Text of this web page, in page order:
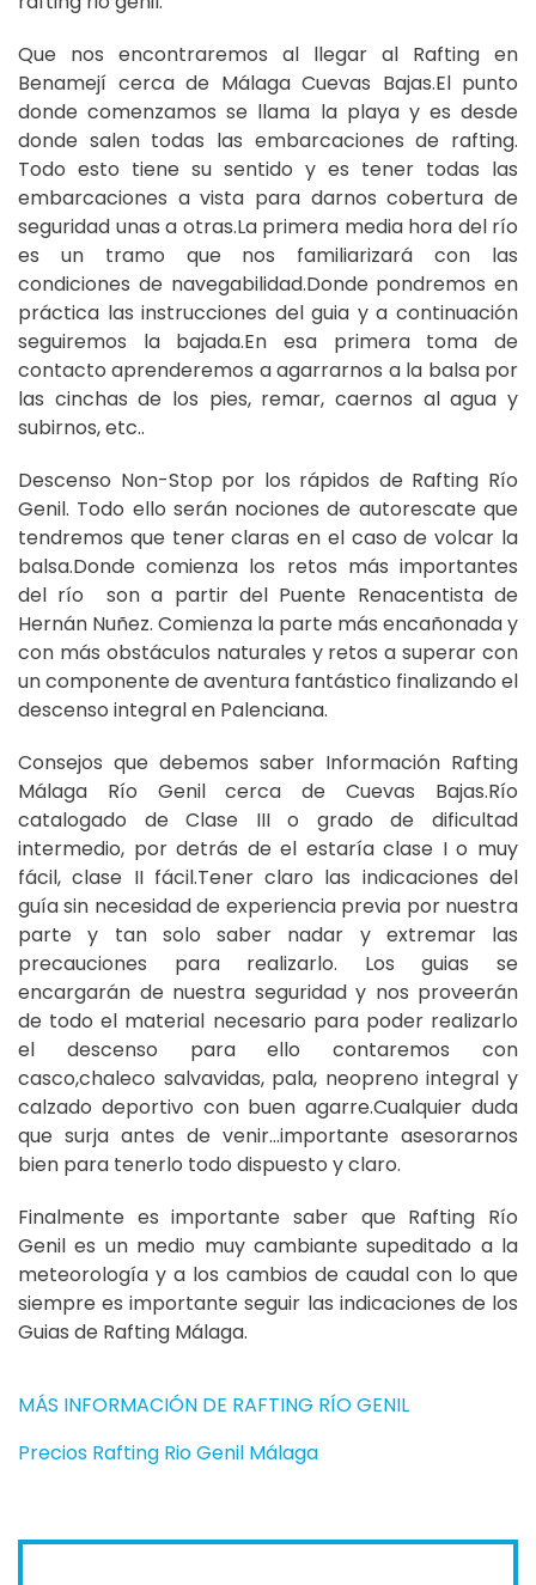
Que nos encontraremos al llegar al Rafting en
Benamejí cerca de Málaga Cuevas Bajas.El punto
donde comenzamos se llama la playa y es desde
donde salen todas las embarcaciones de rafting.
Todo esto tiene su sentido y es tener todas las
embarcaciones a vista para darnos cobertura de
seguridad unas a otras.La primera media hora del río
es un tramo que nos familiarizará con las
condiciones de navegabilidad.Donde pondremos en
práctica las instrucciones del guia y a continuación
seguiremos la bajada.En esa primera toma de
contacto aprenderemos a agarrarnos a la balsa por
las cinchas de los pies, remar, caernos al agua y
subirnos, etc..
Descenso Non-Stop por los rápidos de Rafting Río
Genil. Todo ello serán nociones de autorescate que
tendremos que tener claras en el caso de volcar la
balsa.Donde comienza los retos más importantes
del río son a partir del Puente Renacentista de
Hernán Nuñez. Comienza la parte más encañonada y
con más obstáculos naturales y retos a superar con
un componente de aventura fantástico finalizando el
descenso integral en Palenciana.
Consejos que debemos saber Información Rafting
Málaga Río Genil cerca de Cuevas Bajas.Río
catalogado de Clase III o grado de dificultad
intermedio, por detrás de el estaría clase I o muy
fácil, clase II fácil.Tener claro las indicaciones del
guía sin necesidad de experiencia previa por nuestra
parte y tan solo saber nadar y extremar las
precauciones para realizarlo. Los guias se
encargarán de nuestra seguridad y nos proveerán
de todo el material necesario para poder realizarlo
el descenso para ello contaremos con
casco,chaleco salvavidas, pala, neopreno integral y
calzado deportivo con buen agarre.Cualquier duda
que surja antes de venir...importante asesorarnos
bien para tenerlo todo dispuesto y claro.
Finalmente es importante saber que Rafting Río
Genil es un medio muy cambiante supeditado a la
meteorología y a los cambios de caudal con lo que
siempre es importante seguir las indicaciones de los
Guias de Rafting Málaga.
MÁS INFORMACIÓN DE RAFTING RÍO GENIL
Precios Rafting Rio Genil Málaga